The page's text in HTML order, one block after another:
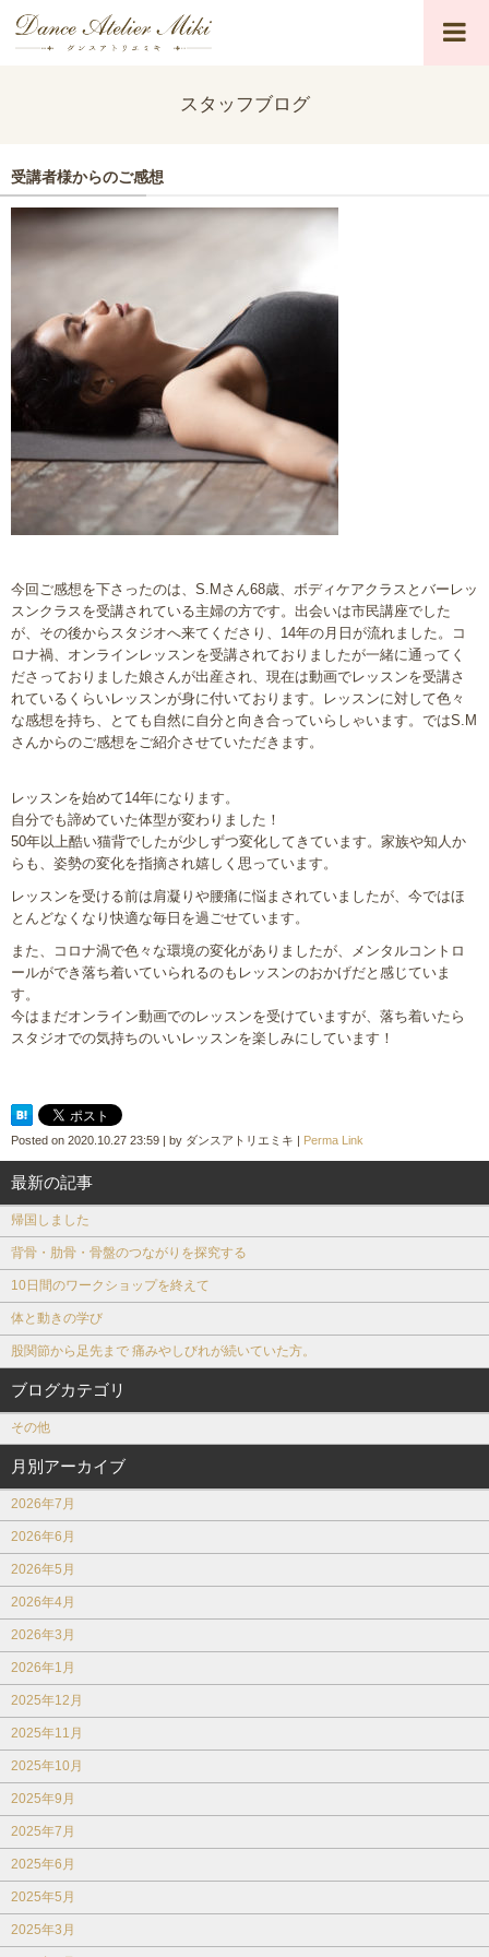
スタッフブログ
受講者様からのご感想
今回ご感想を下さったのは、S.Mさん68歳、ボディケアクラスとバーレッ
スンクラスを受講されている主婦の方です。出会いは市民講座でした
が、その後からスタジオへ来てくださり、14年の月日が流れました。コ
ロナ禍、オンラインレッスンを受講されておりましたが一緒に通ってく
ださっておりました娘さんが出産され、現在は動画でレッスンを受講さ
れているくらいレッスンが身に付いております。レッスンに対して色々
な感想を持ち、とても自然に自分と向き合っていらしゃいます。ではS.M
さんからのご感想をご紹介させていただきます。
レッスンを始めて14年になります。
自分でも諦めていた体型が変わりました！
50年以上酷い猫背でしたが少しずつ変化してきています。家族や知人か
らも、姿勢の変化を指摘され嬉しく思っています。
レッスンを受ける前は肩凝りや腰痛に悩まされていましたが、今ではほ
とんどなくなり快適な毎日を過ごせています。
また、コロナ渦で色々な環境の変化がありましたが、メンタルコントロ
ールができ落ち着いていられるのもレッスンのおかげだと感じていま
す。
今はまだオンライン動画でのレッスンを受けていますが、落ち着いたら
スタジオでの気持ちのいいレッスンを楽しみにしています！
Posted on 2020.10.27 23:59 by ダンスアトリエミキ Perma Link
最新の記事
帰国しました
背骨・肋骨・骨盤のつながりを探究する
10日間のワークショップを終えて
体と動きの学び
股関節から足先まで 痛みやしびれが続いていた方。
ブログカテゴリ
その他
月別アーカイブ
2026年7月
2026年6月
2026年5月
2026年4月
2026年3月
2026年1月
2025年12月
2025年11月
2025年10月
2025年9月
2025年7月
2025年6月
2025年5月
2025年3月